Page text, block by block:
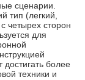
сценарии.
тип (легкий,
четырех сторон
для
более
техники и